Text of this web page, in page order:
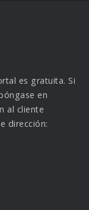
es gratuita. Si
en
al cliente
dirección: